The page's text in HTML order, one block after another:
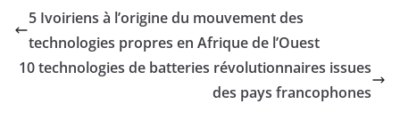
5 Ivoiriens à l’origine du mouvement des
technologies propres en Afrique de l’Ouest
10 technologies de batteries révolutionnaires issues
des pays francophones